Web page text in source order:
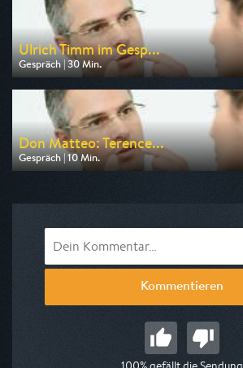
Ulrich Timm im Gesp...
Gespräch | 30 Min.
Ausgestrahlt von Tagesschau24
am 08.08.2026, 21:02
Don Matteo: Terence...
Gespräch | 10 Min.
Ausgestrahlt von Bibel TV
Kommentieren